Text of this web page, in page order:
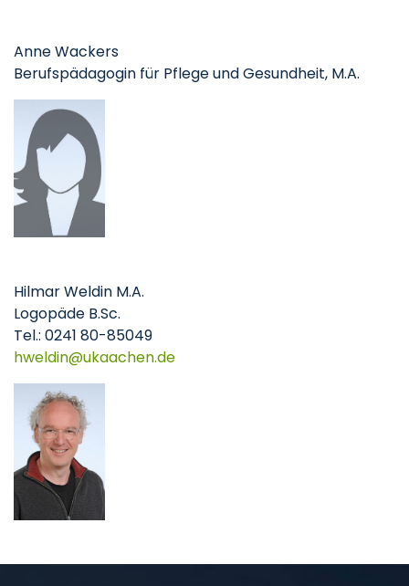
Anne Wackers
Berufspädagogin für Pflege und Gesundheit, M.A.
Hilmar Weldin M.A.
Logopäde B.Sc.
Tel.: 0241 80-85049
hweldin
ukaachende